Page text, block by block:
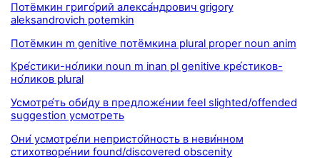
Потёмкин григо́рий алекса́ндрович grigory
aleksandrovich potemkin
Потёмкин m genitive потёмкина plural proper noun anim
Кре́стики-но́лики noun m inan pl genitive кре́стиков-
но́ликов plural
Усмотре́ть оби́ду в предложе́нии feel slighted/offended
suggestion усмотреть
Они́ усмотре́ли непристо́йность в неви́нном
стихотворе́нии found/discovered obscenity